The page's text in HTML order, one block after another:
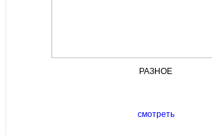
РАЗНОЕ
смотреть